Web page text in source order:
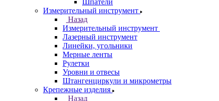
Шпатели
Измерительный инструмент
Назад
Измерительный инструмент
Лазерный инструмент
Линейки, угольники
Мерные ленты
Рулетки
Уровни и отвесы
Штангенциркули и микрометры
Крепежные изделия
Назад